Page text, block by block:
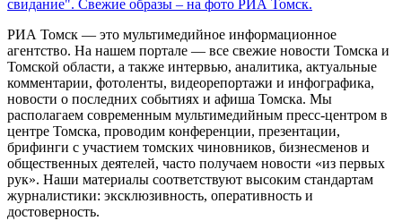
свидание". Свежие образы – на фото РИА Томск.
РИА Томск — это мультимедийное информационное
агентство. На нашем портале — все свежие новости Томска и
Томской области, а также интервью, аналитика, актуальные
комментарии, фотоленты, видеорепортажи и инфографика,
новости о последних событиях и афиша Томска. Мы
располагаем современным мультимедийным пресс-центром в
центре Томска, проводим конференции, презентации,
брифинги с участием томских чиновников, бизнесменов и
общественных деятелей, часто получаем новости «из первых
рук». Наши материалы соответствуют высоким стандартам
журналистики: эксклюзивность, оперативность и
достоверность.